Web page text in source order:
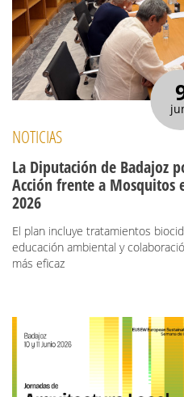
NOTICIAS
La Diputación de Badajoz
Acción frente a Mosquitos
2026
El plan incluye tratamientos
educación ambiental y
más eficaz